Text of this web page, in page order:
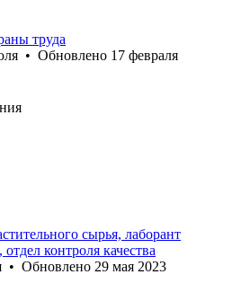
труда
• Обновлено 17 февраля
сырья, лаборант
контроля качества
• Обновлено 29 мая 2023